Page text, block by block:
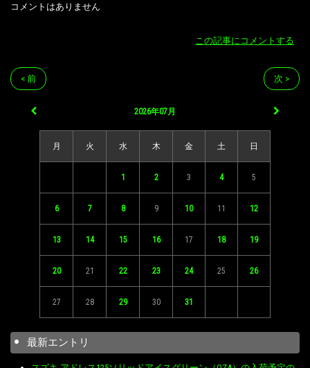
コメントはありません
この記事にコメントする
< 前 次 >
2026年07月
月 火 水 木 金 土 日
1 2 3 4 5
6 7 8 9 10 11 12
13 14 15 16 17 18 19
20 21 22 23 24 25 26
27 28 29 30 31
最新エントリ